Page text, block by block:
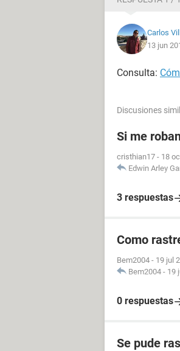
Carlos
13 jun
Consulta:
Discusiones
Si me
cristhian17 - 18
Edwin Arley
3 respuestas
Como
Bem2004 - 19 jul
Bem2004 - 19
0 respuestas
Se pude